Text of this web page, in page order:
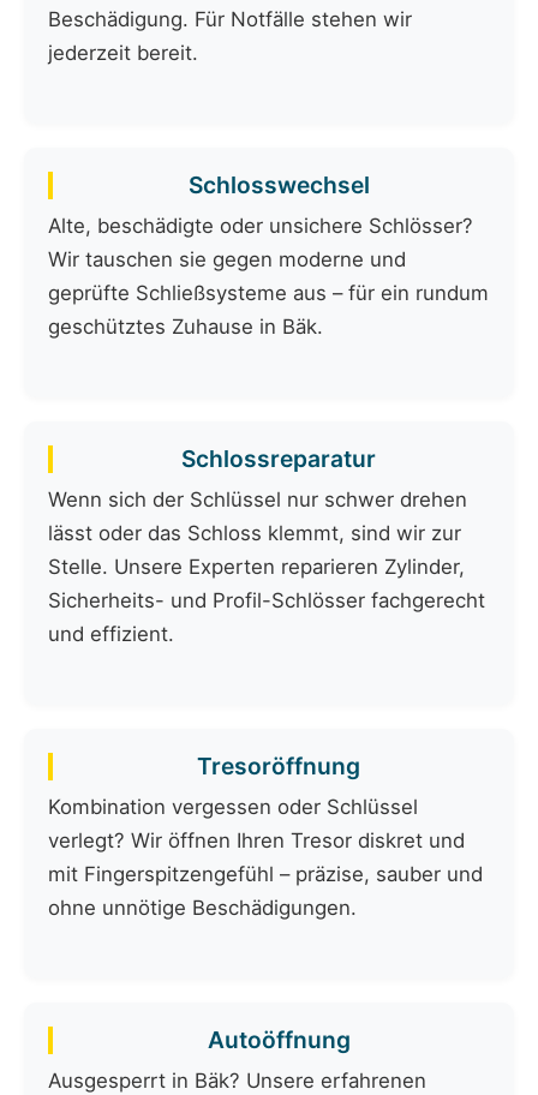
Beschädigung. Für Notfälle stehen wir
jederzeit bereit.
Schlosswechsel
Alte, beschädigte oder unsichere Schlösser?
Wir tauschen sie gegen moderne und
geprüfte Schließsysteme aus – für ein rundum
geschütztes Zuhause in Bäk.
Schlossreparatur
Wenn sich der Schlüssel nur schwer drehen
lässt oder das Schloss klemmt, sind wir zur
Stelle. Unsere Experten reparieren Zylinder,
Sicherheits- und Profil-Schlösser fachgerecht
und effizient.
Tresoröffnung
Kombination vergessen oder Schlüssel
verlegt? Wir öffnen Ihren Tresor diskret und
mit Fingerspitzengefühl – präzise, sauber und
ohne unnötige Beschädigungen.
Autoöffnung
Ausgesperrt in Bäk? Unsere erfahrenen